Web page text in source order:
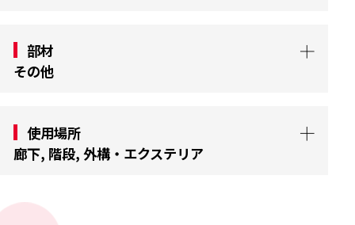
部材
その他
使用場所
廊下, 階段, 外構・エクステリア
eco芯材を採用しており、高所作業や長尺手摺り